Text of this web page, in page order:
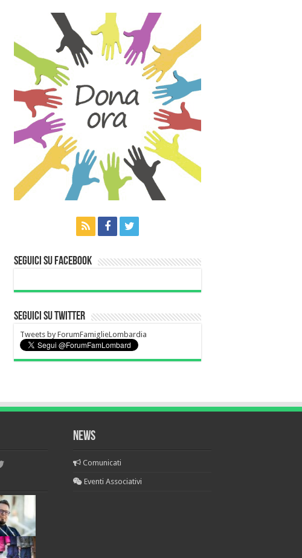
Seguici su Facebook
Seguici su Twitter
Tweets by ForumFamiglieLombardia
News
Comunicati
Eventi Associativi